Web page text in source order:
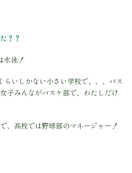
？？
水泳！
らいしかない小さい学校で、、、バス
子みんながバスケ部で、わたしだけ
、高校では野球部のマネージャー！